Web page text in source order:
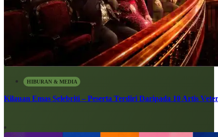
HIBURAN & MEDIA
Kilauan Emas Selebriti – Peserta Terdiri Daripada 10 Artis